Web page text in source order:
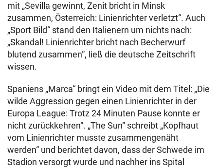
mit „Sevilla gewinnt, Zenit bricht in Minsk
zusammen, Österreich: Linienrichter verletzt“. Auch
„Sport Bild“ stand den Italienern um nichts nach:
„Skandal! Linienrichter bricht nach Becherwurf
blutend zusammen“, ließ die deutsche Zeitschrift
wissen.
Spaniens „Marca“ bringt ein Video mit dem Titel: „Die
wilde Aggression gegen einen Linienrichter in der
Europa League: Trotz 24 Minuten Pause konnte er
nicht zurückkehren“. „The Sun“ schreibt „Kopfhaut
vom Linienrichter musste zusammengenäht
werden“ und berichtet davon, dass der Schwede im
Stadion versorgt wurde und nachher ins Spital